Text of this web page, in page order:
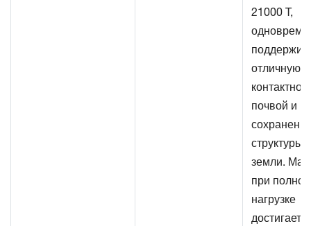
21000 T,
отличную
почвой и
структуры
земли.
при полной
нагрузке
достигает